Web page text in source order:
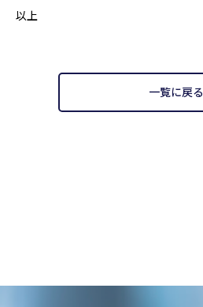
以上
一覧に戻る